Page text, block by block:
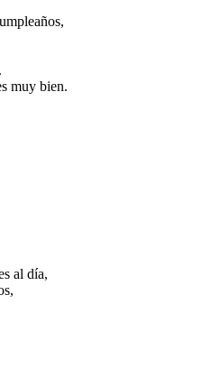
muy bien.
al día,